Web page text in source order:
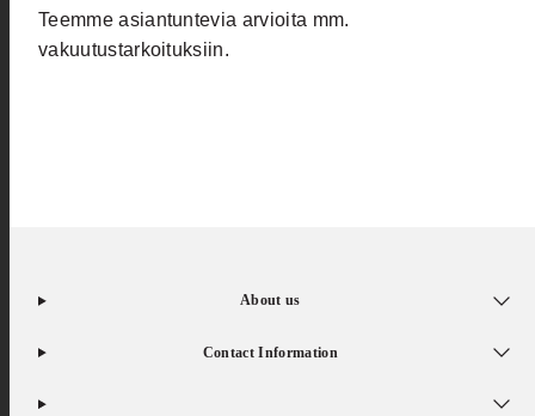
Teemme asiantuntevia arvioita mm.
vakuutustarkoituksiin.
About us
Contact Information